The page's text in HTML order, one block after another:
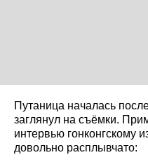
Путаница началась
заглянул на съёмки.
интервью гонконгскому
довольно расплывчато: